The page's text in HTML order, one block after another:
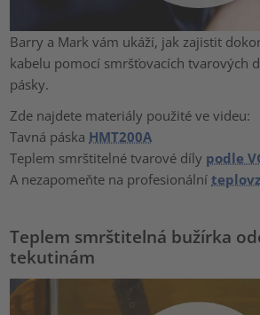
Barry a Mark vám ukáží, jak zajistit
kabelu pomocí smršťovacích tvarových
pásky.
Zde najdete materiály použité ve videu:
Tavná páska HMT200A
Teplem smrštitelné tvarové díly podle
A nezapomeňte na profesionální
Teplem smrštitelná bužírka
tekutinám